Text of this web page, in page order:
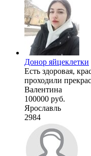
Донор яйцеклетки
Есть здоровая,
проходили
Валентина
100000 руб.
Ярославль
2984